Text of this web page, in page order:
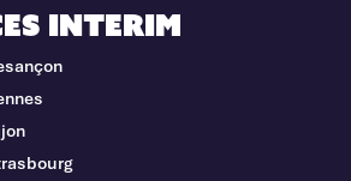
interim